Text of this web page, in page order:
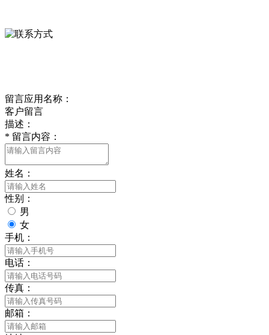
留言应用名称：
客户留言
描述：
* 留言内容：
姓名：
性别：
男
女
手机：
电话：
传真：
邮箱：